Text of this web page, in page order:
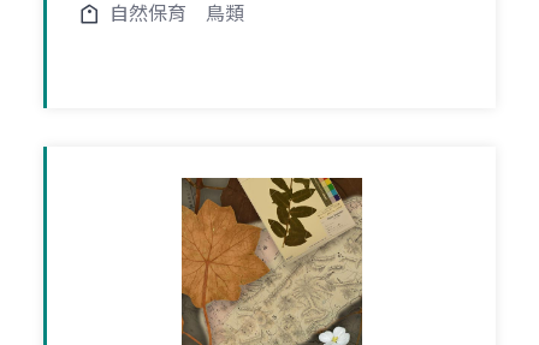
自然保育 鳥類